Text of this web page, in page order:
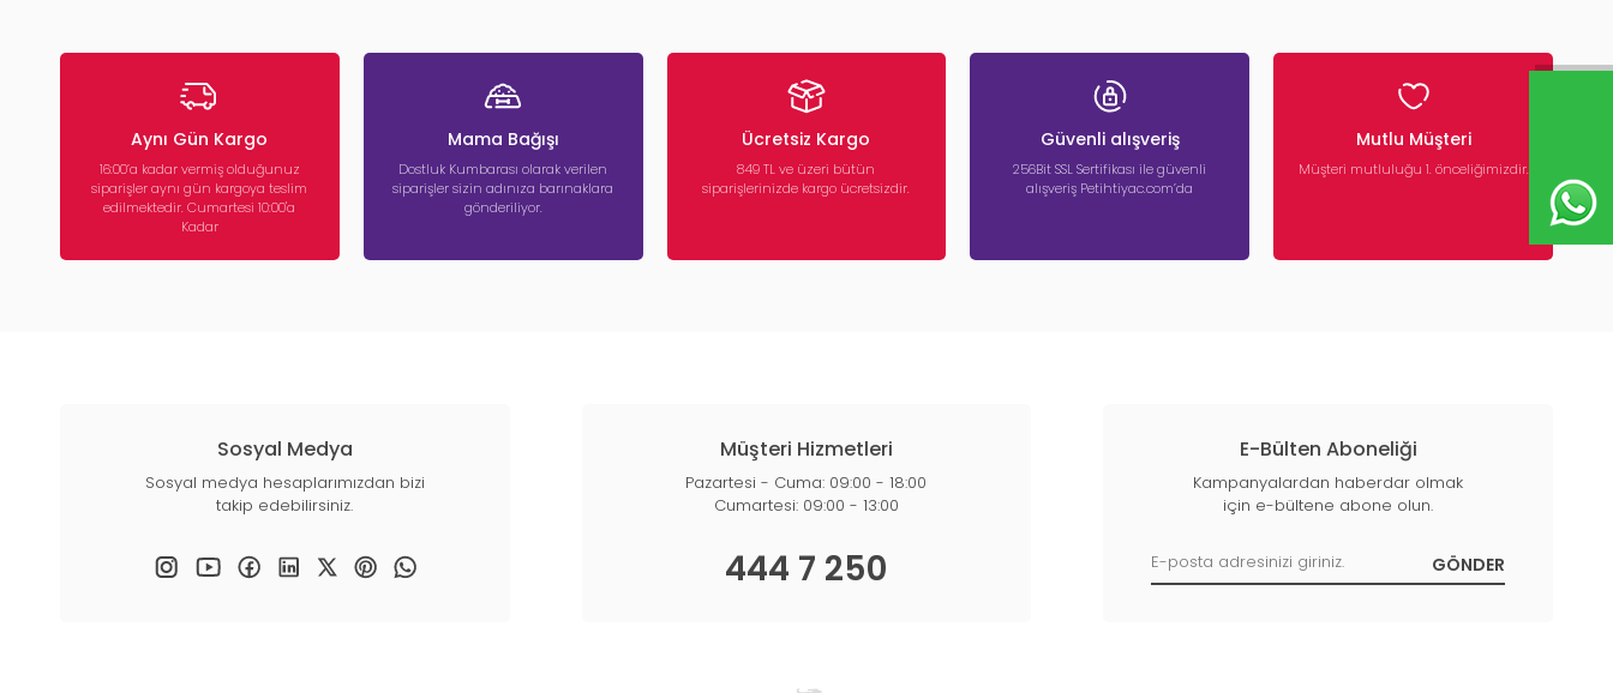
Aynı Gün Kargo
16:00’a kadar vermiş olduğunuz
siparişler aynı gün kargoya teslim
edilmektedir. Cumartesi 10:00'a
Kadar
Mama Bağışı
Dostluk Kumbarası olarak verilen
siparişler sizin adınıza barınaklara
gönderiliyor.
Ücretsiz Kargo
849 TL ve üzeri bütün
siparişlerinizde kargo ücretsizdir.
Güvenli alışveriş
256Bit SSL Sertifikası ile güvenli
alışveriş Petihtiyac.com’da
Mutlu Müşteri
Müşteri mutluluğu 1. önceliğimizdir.
Sosyal Medya
Sosyal medya hesaplarımızdan bizi
takip edebilirsiniz.
Müşteri Hizmetleri
Pazartesi - Cuma: 09:00 - 18:00
Cumartesi: 09:00 - 13:00
444 7 250
E-Bülten Aboneliği
Kampanyalardan haberdar olmak
için e-bültene abone olun.